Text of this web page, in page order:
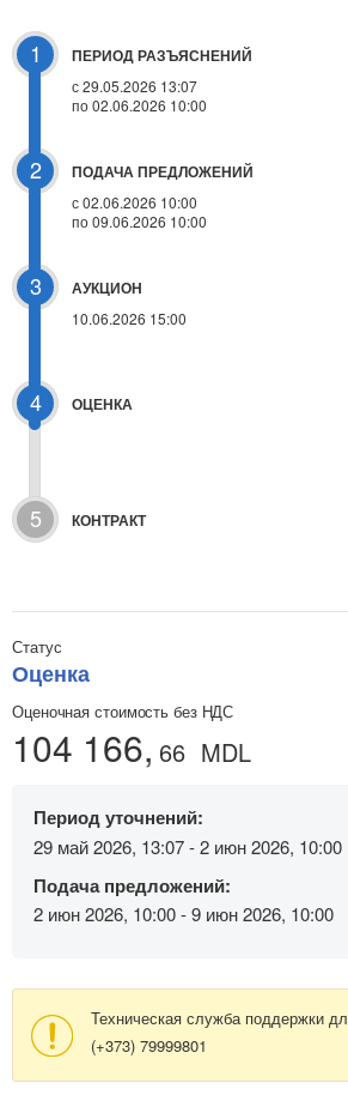
1 ПЕРИОД РАЗЪЯСНЕНИЙ
с 29.05.2026 13:07
по 02.06.2026 10:00
2 ПОДАЧА ПРЕДЛОЖЕНИЙ
с 02.06.2026 10:00
по 09.06.2026 10:00
3 АУКЦИОН
10.06.2026 15:00
4 ОЦЕНКА
5 КОНТРАКТ
Статус
Оценка
Оценочная стоимость без НДС
104 166, 66 MDL
Период уточнений:
29 май 2026, 13:07 - 2 июн 2026, 10:00
Подача предложений:
2 июн 2026, 10:00 - 9 июн 2026, 10:00
Техническая служба поддержки
(+373) 79999801